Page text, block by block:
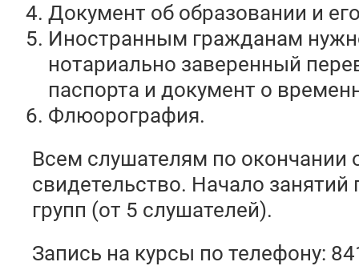
Документ об образовании и
Иностранным гражданам
нотариально заверенный
паспорта и документ о
Флюорография.
Всем слушателям по окончании
свидетельство. Начало
групп (от 5 слушателей).
Запись на курсы по телефону: